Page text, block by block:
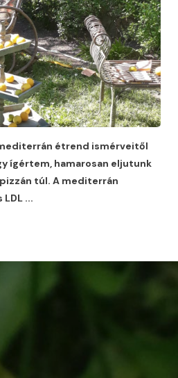
étrend ismérveitől
ígértem, hamarosan eljutunk
túl. A mediterrán
LDL ...